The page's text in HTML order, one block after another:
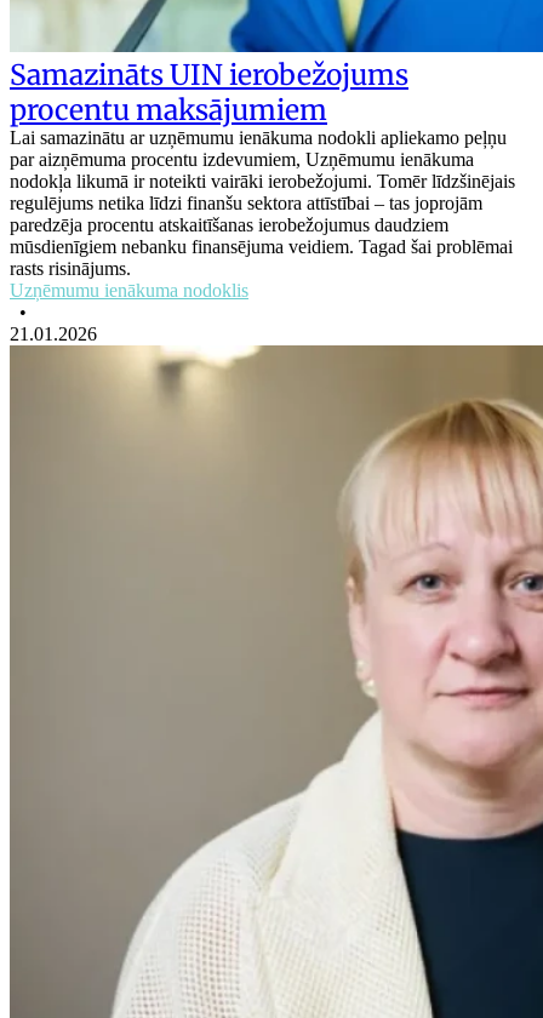
Samazināts UIN ierobežojums
procentu maksājumiem
Lai samazinātu ar uzņēmumu ienākuma nodokli apliekamo peļņu
par aizņēmuma procentu izdevumiem, Uzņēmumu ienākuma
nodokļa likumā ir noteikti vairāki ierobežojumi. Tomēr līdzšinējais
regulējums netika līdzi finanšu sektora attīstībai – tas joprojām
paredzēja procentu atskaitīšanas ierobežojumus daudziem
mūsdienīgiem nebanku finansējuma veidiem. Tagad šai problēmai
rasts risinājums.
Uzņēmumu ienākuma nodoklis
•
21.01.2026